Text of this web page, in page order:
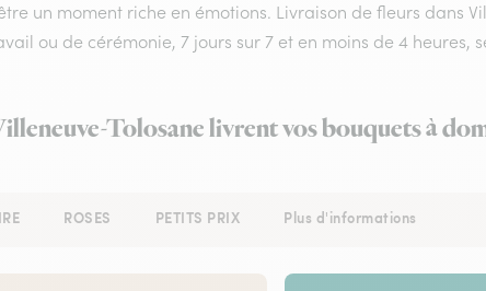
un moment riche en émotions. Livraison de fleurs dans
ou de cérémonie, 7 jours sur 7 et en moins de 4 heures,
Tolosane livrent vos bouquets à
ROSES PETITS PRIX Plus d'informations